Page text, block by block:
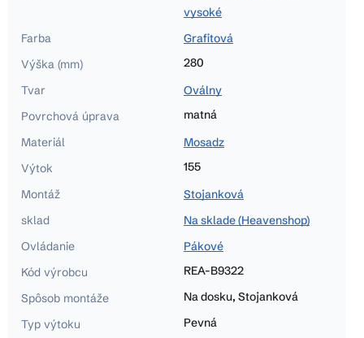
vysoké
Farba
Grafitová
Výška (mm)
280
Tvar
Oválny
Povrchová úprava
matná
Materiál
Mosadz
Výtok
155
Montáž
Stojanková
sklad
Na sklade (Heavenshop)
Ovládanie
Pákové
Kód výrobcu
REA-B9322
Spôsob montáže
Na dosku, Stojanková
Typ výtoku
Pevná